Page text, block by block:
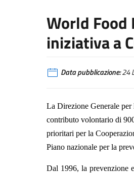
World
iniziativa a
Data pubblicazione:24
La Direzione Generale
contributo volontario di
prioritari per la
Piano nazionale per la
Dal 1996, la prevenzione